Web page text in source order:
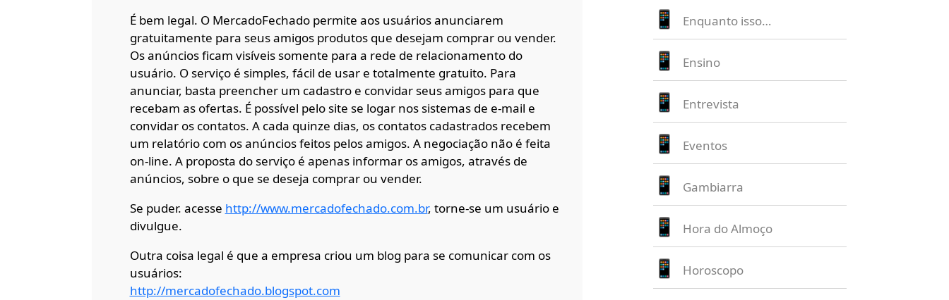
É bem legal. O MercadoFechado permite aos usuários anunciarem
gratuitamente para seus amigos produtos que desejam comprar ou vender.
Os anúncios ficam visíveis somente para a rede de relacionamento do
usuário. O serviço é simples, fácil de usar e totalmente gratuito. Para
anunciar, basta preencher um cadastro e convidar seus amigos para que
recebam as ofertas. É possível pelo site se logar nos sistemas de e-mail e
convidar os contatos. A cada quinze dias, os contatos cadastrados recebem
um relatório com os anúncios feitos pelos amigos. A negociação não é feita
on-line. A proposta do serviço é apenas informar os amigos, através de
anúncios, sobre o que se deseja comprar ou vender.
Se puder. acesse http://www.mercadofechado.com.br, torne-se um usuário e
divulgue.
Outra coisa legal é que a empresa criou um blog para se comunicar com os
usuários:
http://mercadofechado.blogspot.com
Enquanto isso…
Ensino
Entrevista
Eventos
Gambiarra
Hora do Almoço
Horoscopo